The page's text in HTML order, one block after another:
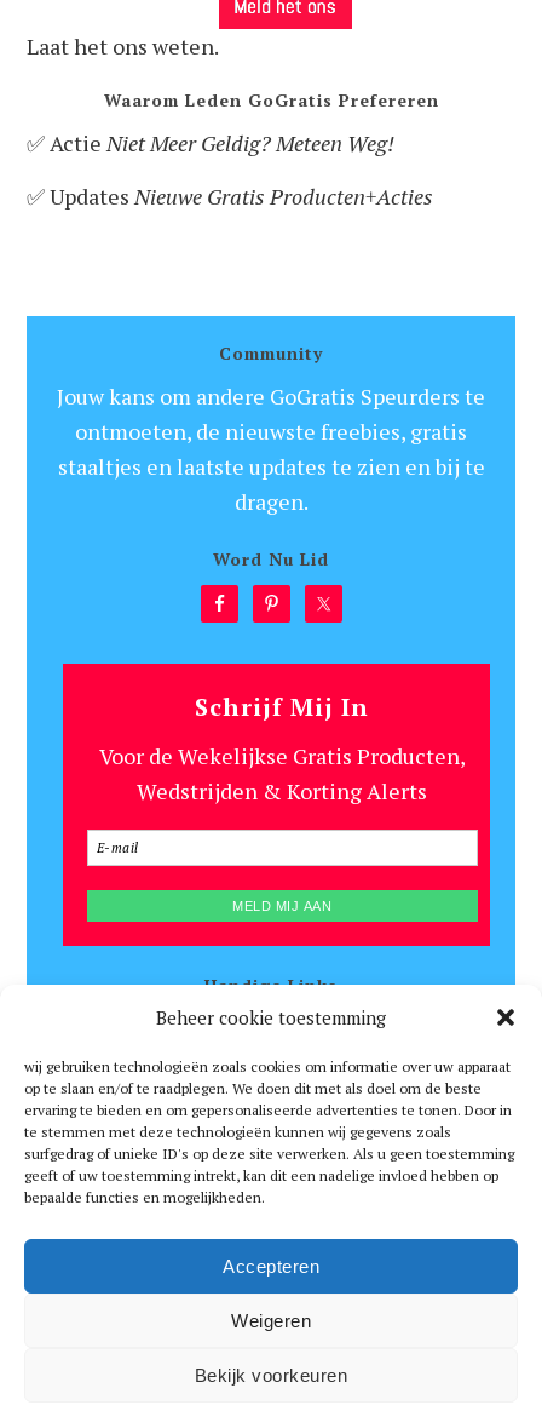
Beheer cookie toestemming
wij gebruiken technologieën zoals cookies om informatie over uw apparaat
op te slaan en/of te raadplegen. We doen dit met als doel om de beste
ervaring te bieden en om gepersonaliseerde advertenties te tonen. Door in
te stemmen met deze technologieën kunnen wij gegevens zoals
surfgedrag of unieke ID's op deze site verwerken. Als u geen toestemming
geeft of uw toestemming intrekt, kan dit een nadelige invloed hebben op
bepaalde functies en mogelijkheden.
Accepteren
Weigeren
Bekijk voorkeuren
Laat het ons weten.
Waarom Leden GoGratis Prefereren
✅ ActieNiet Meer Geldig? Meteen Weg!
✅ UpdatesNieuwe Gratis Producten+Acties
Community
Jouw kans om andere GoGratis Speurders te
ontmoeten, de nieuwste freebies, gratis
staaltjes en laatste updates te zien en bij te
dragen.
Word Nu Lid
Schrijf Mij In
Voor de Wekelijkse Gratis Producten,
Wedstrijden & Korting Alerts
Handige Links
Over Gogratis en Vragen
Schrijf Mij In
Algemene Voorwaarden en Disclaimer
Privacy Beleid
Wedstrijdreglement
Catalogus
Neem Contact met Ons op
Terug naar Top